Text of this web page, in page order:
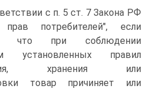
с п. 5 ст. 7 Закона РФ
потребителей", если
что при соблюдении
установленных правил
хранения или
товар причиняет или